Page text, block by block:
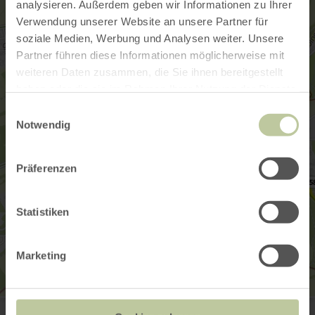
analysieren. Außerdem geben wir Informationen zu Ihrer
Verwendung unserer Website an unsere Partner für
soziale Medien, Werbung und Analysen weiter. Unsere
Partner führen diese Informationen möglicherweise mit
weiteren Daten zusammen, die Sie ihnen bereitgestellt
Notwendig
Präferenzen
Statistiken
Marketing
An der Ahrquelle